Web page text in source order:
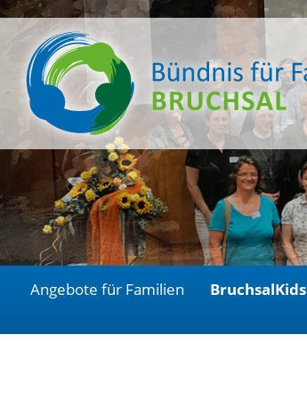
Angebote für Familien BruchsalKids